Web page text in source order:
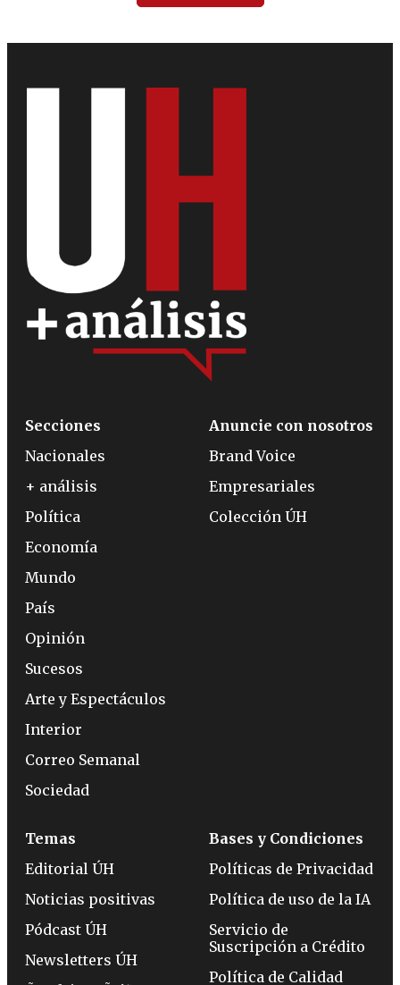
Secciones
Nacionales
+ análisis
Política
Economía
Mundo
País
Opinión
Sucesos
Arte y Espectáculos
Interior
Correo Semanal
Sociedad
Anuncie con nosotros
Brand Voice
Empresariales
Colección ÚH
Temas
Editorial ÚH
Noticias positivas
Pódcast ÚH
Newsletters ÚH
Bases y Condiciones
Políticas de Privacidad
Política de uso de la IA
Servicio de
Suscripción a Crédito
Política de Calidad